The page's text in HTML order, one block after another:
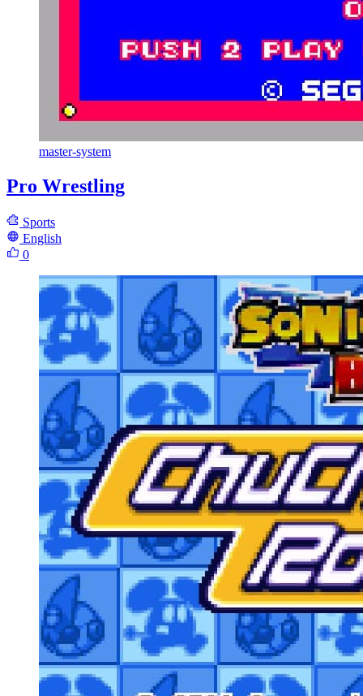
master-system
Pro Wrestling
Sports
English
0